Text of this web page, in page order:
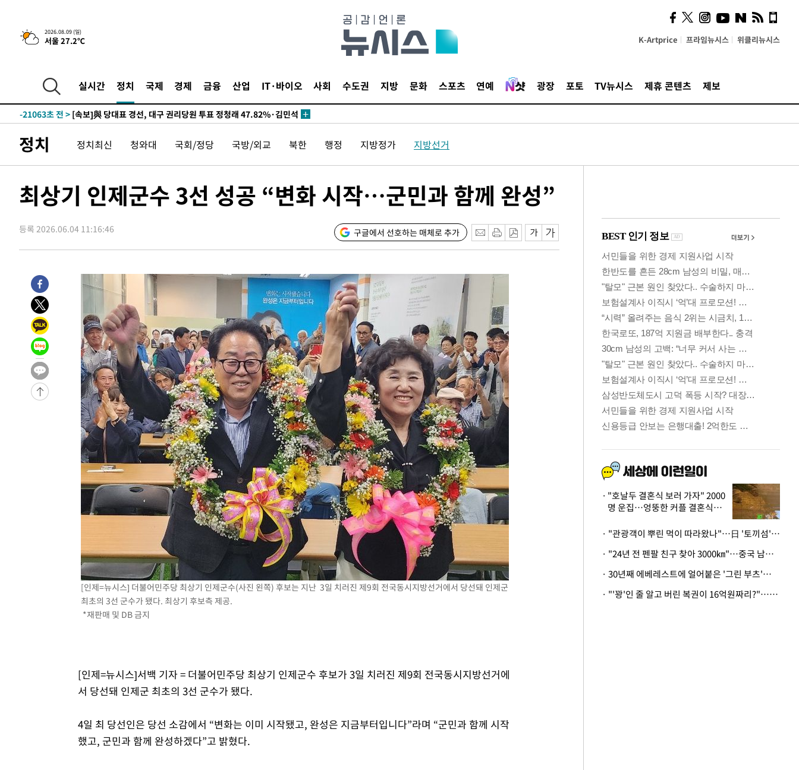
2026.08.09 (일)
서울 27.2℃ K-Artprice 프라임뉴시스 위클리뉴시스
실시간 정치 국제 경제 금융 산업 IT·바이오 사회 수도권 지방 문화 스포츠 연예 광장 포토 TV뉴시스 제휴 콘텐츠 제보
-23550초 전 >AT마드리드 데뷔 앞둔 이강인, 맨시티전 선발 대신 '벤치 시작'
-22180초 전 > [속보]與 강원·TK 당원투표 합산 김민석 48.54%로 승리…정청래
44.53%
-21354초 전 >
[속보]與전대 권리당원투표…강원·경북 김민석, 대구 정청래 승리
-21161초 전 >
45.71%
-21063초 전 > [속보]與 당대표 경선, 대구 권리당원 투표 정청래 47.82%·김민석
득표
-18778초 전 >
"일본축구협회, 대한축구협회 성 접대 의혹 심판 조사"
-11420초 전 >[속보]장은수, KLPGA 제주삼다수 역전 우승…데뷔 10년 차에 첫
-6712초 전 >손흥민, 68분 뛰고 2경기 침묵…LAFC, 톨루카에 1-0 승리(종합)
-4736초 전 >이강인, 오늘 서울서 AT마드리드 입단식…'전례 없는 특급대우'
2시간 전 >'여긴 20도, 저긴 50도'…열화상 카메라로 본 폭염 저감시설 '온도차'
4시간 전 >
튀르키예 외무장관, "메카 3국 방위협정은 이란이 목표 아냐 " 밝혀
5시간 전 >
이군이 불법 군시설 건설한 레바논 남부에서 레바논군 3명 폭발로 부상
-30632초 전 >
네타냐후, 트럼프의 가자 평화 2차 15개조 평화안 '거부'
-27228초 전 >
이강인 ATM 입단식에 '상암벌 들썩'…"세계적인 선수 되길"
-26224초 전 >
태풍 돌핀, 중 저장성 타이저우시 해안에 상륙 (1보)
-23570초 전 >
AT마드리드 데뷔 앞둔 이강인, 맨시티전 선발 대신 '벤치 시작'
-22200초 전 >
[속보]與 강원·TK 당원투표 합산 김민석 48.54%로 승리…정청래
44.40%
-21534초 전 >
與 강원·TK 당원투표 합산 김민석 46.01%로 승리…정청래
[속보]與전대 권리당원투표…강원·경북 김민석, 대구 정청래 승리
[속보]與 당대표 경선, 경북 권리당원 투표 김민석 47.37%·정청래
[속보]與 당대표 경선, 대구 권리당원 투표 정청래 47.82%·김민석
[속보]與 당대표 경선, 강원 권리당원 투표 김민석 승리…50.30%
"일본축구협회, 대한축구협회 성 접대 의혹 심판 조사"
[속보]장은수, KLPGA 제주삼다수 역전 우승…데뷔 10년 차에 첫
"얼마나 더웠으면"…안동 물길공원서 헤엄친 구렁이 '소동'
손흥민, 68분 뛰고 2경기 침묵…LAFC, 톨루카에 1-0 승리(종합)
'2경기 연속 침묵' 손흥민, 톨루카전 68분만 뛰고 슈팅 0개
이강인, 오늘 서울서 AT마드리드 입단식…'전례 없는 특급대우'
'여긴 20도, 저긴 50도'…열화상 카메라로 본 폭염 저감시설 '온도차'
콜롬비아 신임 우파 대통령 취임 하루만에 차량폭탄 폭발 사건
튀르키예 외무장관, "메카 3국 방위협정은 이란이 목표 아냐 " 밝혀
정치 정치최신 청와대 국회/정당 국방/외교 북한 행정 지방정가 지방선거
최상기 인제군수 3선 성공 “변화 시작…군민과 함께 완성”
등록 2026.06.04 11:16:46 구글에서 선호하는 매체로 추가
[인제=뉴시스] 더불어민주당 최상기 인제군수(사진 왼쪽) 후보는 지난 3일 치러진 제9회 전국동시지방선거에서 당선돼 인제군
최초의 3선 군수가 됐다. 최상기 후보측 제공.
*재판매 및 DB 금지
[인제=뉴시스]서백 기자 = 더불어민주당 최상기 인제군수 후보가 3일 치러진 제9회 전국동시지방선거에
서 당선돼 인제군 최초의 3선 군수가 됐다.
4일 최 당선인은 당선 소감에서 “변화는 이미 시작됐고, 완성은 지금부터입니다”라며 “군민과 함께 시작
했고, 군민과 함께 완성하겠다”고 밝혔다.
사이 해답 찾았죠"…알을
깨고 나온 '초자아'
"호날두 결혼식 보러 가자" 2000
명 운집…엉뚱한 커플 결혼식에
· "관광객이 뿌린 먹이 따라왔나"…日 '토끼섬' 멧돼지, 토끼까지 사냥
· "24년 전 펜팔 친구 찾아 3000㎞"…중국 남성 사연에 '뭉클'
· 30년째 에베레스트에 얼어붙은 '그린 부츠'…드디어 가족 품으로
· "'꽝'인 줄 알고 버린 복권이 16억원짜리?"…극적으로 되찾은 사연